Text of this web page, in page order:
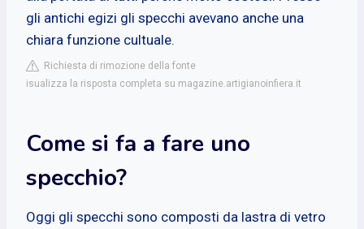
gli antichi egizi gli specchi avevano anche una
chiara funzione cultuale.
Richiesta di rimozione della fonte
isualizza la risposta completa su magazine.artigianoinfiera.it
Come si fa a fare uno
specchio?
Oggi gli specchi sono composti da lastra di vetro